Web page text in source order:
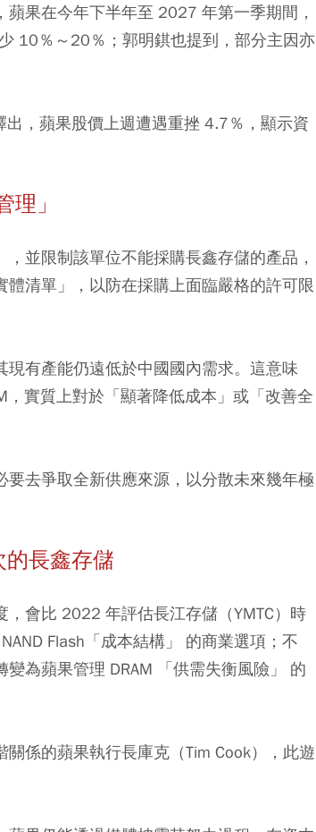
果在今年下半年至 2027 年第一季期間，
10％～20％；郭明錤也提到，部分主因亦
，蘋果股價上週遭遇重挫 4.7％，顯示資
」
並限制該單位不能採購長鑫存儲的產品，
清單」，以防在採購上面臨嚴格的許可限
有產能仍遠低於中國國內需求。這意味
實質上對於「顯著降低成本」或「改善全
去爭取全新供應來源，以分散未來幾年極
長鑫存儲
會比 2022 年評估長江存儲（YMTC）時
Flash「成本結構」 的商業選項；不
為蘋果管理 DRAM 「供需失衡風險」 的
係的蘋果執行長庫克（Tim Cook），此遊